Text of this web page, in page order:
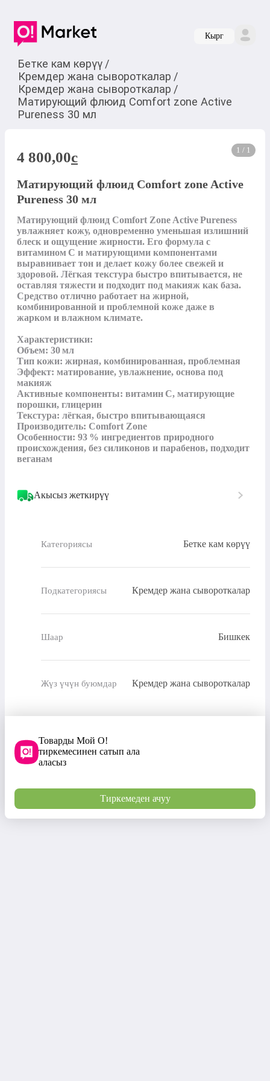
Кырг
Бетке кам көрүү /
Кремдер жана сывороткалар /
Кремдер жана сывороткалар /
Матирующий флюид Comfort zone Active
Pureness 30 мл
1 / 1
4 800,00c
Матирующий флюид Comfort zone Active
Pureness 30 мл
Матирующий флюид Comfort Zone Active Pureness
увлажняет кожу, одновременно уменьшая излишний
блеск и ощущение жирности. Его формула с
витамином C и матирующими компонентами
выравнивает тон и делает кожу более свежей и
здоровой. Лёгкая текстура быстро впитывается, не
оставляя тяжести и подходит под макияж как база.
Средство отлично работает на жирной,
комбинированной и проблемной коже даже в
жарком и влажном климате.
Характеристики:
Объем: 30 мл
Тип кожи: жирная, комбинированная, проблемная
Эффект: матирование, увлажнение, основа под
макияж
Активные компоненты: витамин C, матирующие
порошки, глицерин
Текстура: лёгкая, быстро впитывающаяся
Производитель: Comfort Zone
Особенности: 93 % ингредиентов природного
происхождения, без силиконов и парабенов, подходит
веганам
Акысыз жеткирүү
Категориясы Бетке кам көрүү
Подкатегориясы Кремдер жана сывороткалар
Шаар Бишкек
Жүз үчүн буюмдар Кремдер жана сывороткалар
Товарды Мой О!
тиркемесинен сатып ала
аласыз
Тиркемеден ачуу